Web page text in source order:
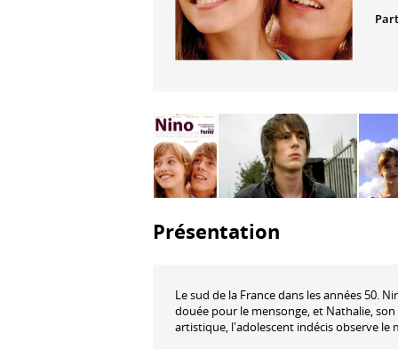
Présentation
Le sud de la France dans les années 50.
douée pour le mensonge, et Nathalie,
artistique, l'adolescent indécis observe le